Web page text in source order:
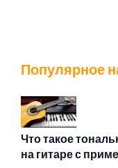
В аду
Популярное
Что такое
на гитаре с